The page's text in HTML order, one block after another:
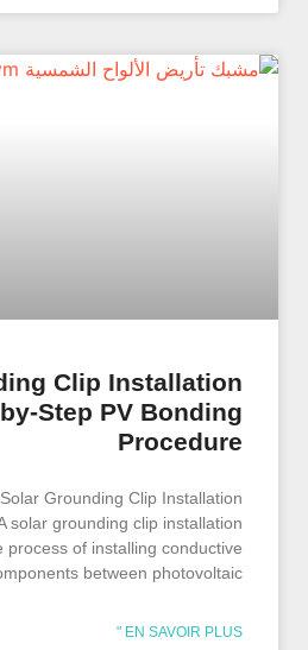
Clip Installation
Step PV Bonding
Procedure
Grounding Clip Installation
solar grounding clip installation
process of installing conductive
between photovoltaic
EN SAVOIR PLUS "